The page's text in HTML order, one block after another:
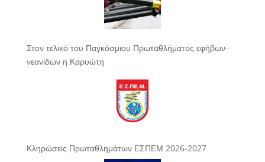
Στον τελικό του Παγκόσμιου Πρωταθλήματος εφήβων-
νεανίδων η Καρυώτη
Κληρώσεις Πρωταθλημάτων ΕΣΠΕΜ 2026-2027